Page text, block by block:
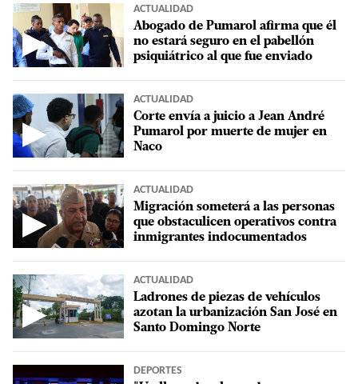
▶
ACTUALIDAD
Abogado de Pumarol afirma que él
no estará seguro en el pabellón
psiquiátrico al que fue enviado
▶
ACTUALIDAD
Corte envía a juicio a Jean André
Pumarol por muerte de mujer en
Naco
▶
ACTUALIDAD
Migración someterá a las personas
que obstaculicen operativos contra
inmigrantes indocumentados
▶
ACTUALIDAD
Ladrones de piezas de vehículos
azotan la urbanización San José en
Santo Domingo Norte
DEPORTES